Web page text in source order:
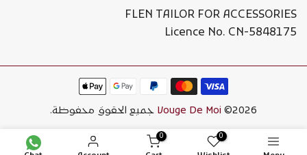
FLEN TAILOR FOR ACCESSORIES
Licence No. CN-5848175
Vouge De Moi ©2026 جميع الحقوق محفوظة.
0
0